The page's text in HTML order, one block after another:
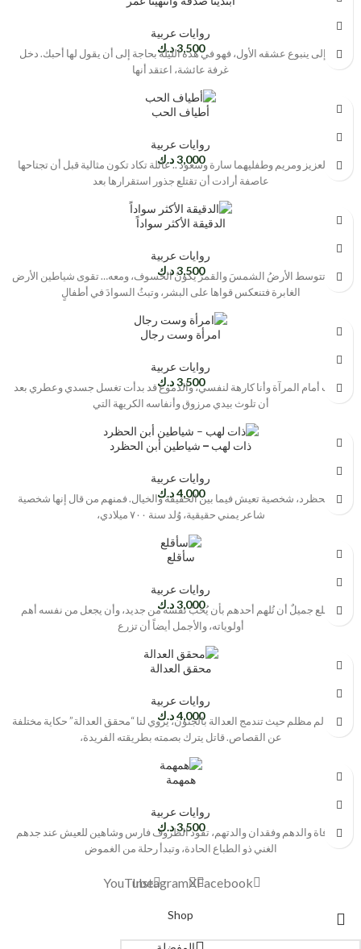
روايات عربية
3,500د.ك
عاد إلى ينبوع عشقه الأول، فهو في هذه الليلة بحاجة إلى أن يقول لها أحبك. دخل
غرفة عائشة، اعتقد أنها
أطياف الحب
روايات عربية
3,000 د.ك
عبدالعزيز ومريم وطفليهما سارة وسعود .. عائلة تكاد تكون مثالية قبل أن تجتاحها
عاصفة أرادت أن تقتلع جذور استقرارها بعد
الدقيقة الأكثر سواداً
روايات عربية
3,500د.ك
حينما تتوسط الأرضُ الشمسَ والقمرَ يكونُ الخسوف، ومعه… تقوى شياطين الأرض
الغابرة فتنعكس قواها على البشر، وتبثُ السوادَ في أطفالٍ
امرأة وست رجال
روايات عربية
3,500 د.ك
وقفت أمام المرآة وأنا كارهة لنفسي، والدموع قد بدأت تغسل جسدي وعطري بعد
أن تلوث بيدي مرزوق وأنفاسه الكريهة التي
ذات لهب – شياطين أبن الحظرد
روايات عربية
4,000 د.ك
بن الحظرد، شخصية تعيش فيما بين الحقيقة والخيال. فمنهم من قال إنها شخصية
شاعر يمني حقيقية، وُلد سنة ٧٠٠ ميلادي،
سأقلع
روايات عربية
3,000 د.ك
سأقلع جميلٌ أن تُلهم أحدهم بأن يُحبّ نفسه من جديد، وأن يجعل من نفسه أهم
أولوياته، والأجمل أيضاً أن تزرع
محقق العدالة
روايات عربية
4,000 د.ك
في عالم مظلم حيث تندمج العدالة بالجنون، يروي لنا “محقق العدالة” حكاية مختلفة
عن القصاص. قاتل يترك بصمته بطريقته الفريدة،
همهمة
روايات عربية
3,500 د.ك
عد وفاة والدهم وفقدان والدتهم، تقود الظروف فارس وشاهين للعيش عند جدهم
الغني ذو الطباع الحادة، وتبدأ رحلة من الغموض
Facebook
X
Instagram
YouTube
Shop